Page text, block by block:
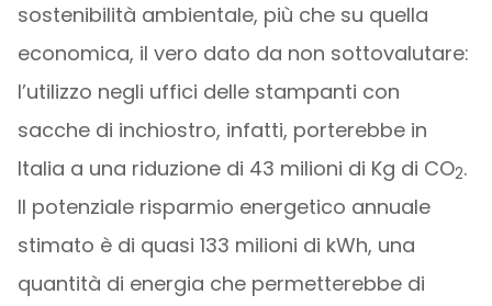
sostenibilità ambientale, più che su quella
economica, il vero dato da non sottovalutare:
l’utilizzo negli uffici delle stampanti con
sacche di inchiostro, infatti, porterebbe in
Italia a una riduzione di 43 milioni di Kg di CO2.
Il potenziale risparmio energetico annuale
stimato è di quasi 133 milioni di kWh, una
quantità di energia che permetterebbe di